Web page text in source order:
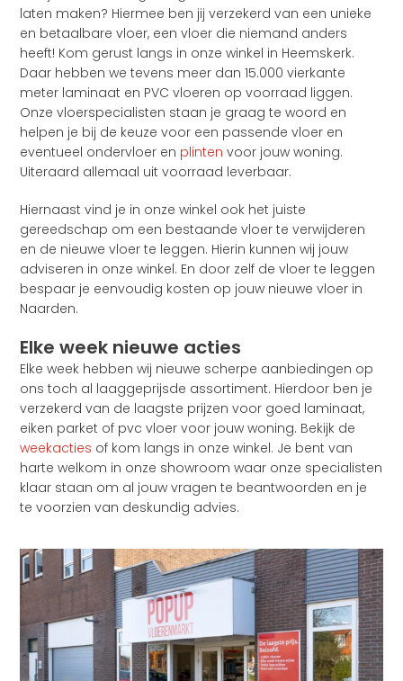
laten maken? Hiermee ben jij verzekerd van een unieke
en betaalbare vloer, een vloer die niemand anders
heeft! Kom gerust langs in onze winkel in Heemskerk.
Daar hebben we tevens meer dan 15.000 vierkante
meter laminaat en PVC vloeren op voorraad liggen.
Onze vloerspecialisten staan je graag te woord en
helpen je bij de keuze voor een passende vloer en
eventueel ondervloer en plinten voor jouw woning.
Uiteraard allemaal uit voorraad leverbaar.
Hiernaast vind je in onze winkel ook het juiste
gereedschap om een bestaande vloer te verwijderen
en de nieuwe vloer te leggen. Hierin kunnen wij jouw
adviseren in onze winkel. En door zelf de vloer te leggen
bespaar je eenvoudig kosten op jouw nieuwe vloer in
Naarden.
Elke week nieuwe acties
Elke week hebben wij nieuwe scherpe aanbiedingen op
ons toch al laaggeprijsde assortiment. Hierdoor ben je
verzekerd van de laagste prijzen voor goed laminaat,
eiken parket of pvc vloer voor jouw woning. Bekijk de
weekacties of kom langs in onze winkel. Je bent van
harte welkom in onze showroom waar onze specialisten
klaar staan om al jouw vragen te beantwoorden en je
te voorzien van deskundig advies.